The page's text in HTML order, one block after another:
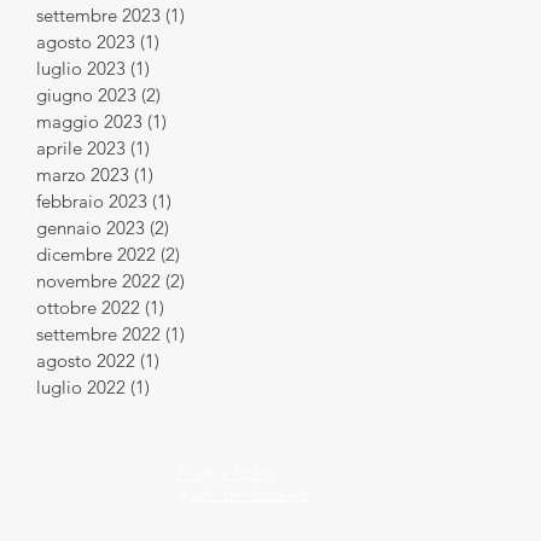
settembre 2023 (1)
agosto 2023 (1)
luglio 2023 (1)
giugno 2023 (2)
maggio 2023 (1)
aprile 2023 (1)
marzo 2023 (1)
febbraio 2023 (1)
gennaio 2023 (2)
dicembre 2022 (2)
novembre 2022 (2)
ottobre 2022 (1)
settembre 2022 (1)
agosto 2022 (1)
luglio 2022 (1)